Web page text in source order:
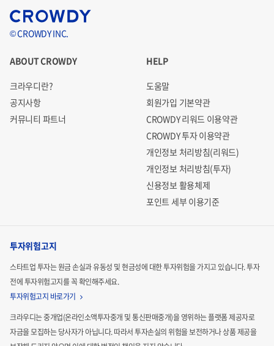
© CROWDY INC.
ABOUT CROWDY
크라우디란?
공지사항
커뮤니티 파트너
HELP
도움말
회원가입 기본약관
CROWDY 리워드 이용약관
CROWDY 투자 이용약관
개인정보 처리방침(리워드)
개인정보 처리방침(투자)
신용정보 활용체제
포인트 세부 이용기준
투자위험고지
스타트업 투자는 원금 손실과 유동성 및 현금성에 대한 투자위험을 가지고 있습니다.투자
전에 투자위험고지를 꼭 확인해주세요.
투자위험고지 바로가기
크라우디는 중개업(온라인소액투자중개 및 통신판매중개)을 영위하는 플랫폼 제공자로
자금을 모집하는당사자가 아닙니다. 따라서 투자손실의 위험을 보전하거나 상품 제공을